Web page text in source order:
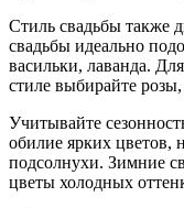
Стиль свадьбы также
свадьбы идеально
васильки, лаванда.
стиле выбирайте
Учитывайте
обилие ярких цветов,
подсолнухи. Зимние
цветы холодных